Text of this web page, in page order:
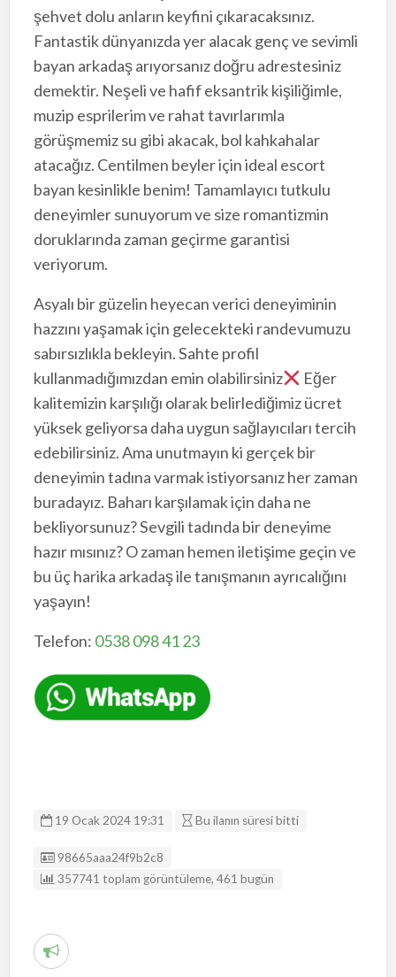
şehvet dolu anların keyfini çıkaracaksınız.
Fantastik dünyanızda yer alacak genç ve sevimli
bayan arkadaş arıyorsanız doğru adrestesiniz
demektir. Neşeli ve hafif eksantrik kişiliğimle,
muzip esprilerim ve rahat tavırlarımla
görüşmemiz su gibi akacak, bol kahkahalar
atacağız. Centilmen beyler için ideal escort
bayan kesinlikle benim! Tamamlayıcı tutkulu
deneyimler sunuyorum ve size romantizmin
doruklarında zaman geçirme garantisi
veriyorum.
Asyalı bir güzelin heyecan verici deneyiminin
hazzını yaşamak için gelecekteki randevumuzu
sabırsızlıkla bekleyin. Sahte profil
kullanmadığımızdan emin olabilirsiniz
Eğer
kalitemizin karşılığı olarak belirlediğimiz ücret
yüksek geliyorsa daha uygun sağlayıcıları tercih
edebilirsiniz. Ama unutmayın ki gerçek bir
deneyimin tadına varmak istiyorsanız her zaman
buradayız. Baharı karşılamak için daha ne
bekliyorsunuz? Sevgili tadında bir deneyime
hazır mısınız? O zaman hemen iletişime geçin ve
bu üç harika arkadaş ile tanışmanın ayrıcalığını
yaşayın!
Telefon: 0538 098 41 23
19 Ocak 2024 19:31 Bu ilanın süresi bitti
Listing ID
98665aaa24f9b2c8
357741 toplam görüntüleme, 461 bugün
R